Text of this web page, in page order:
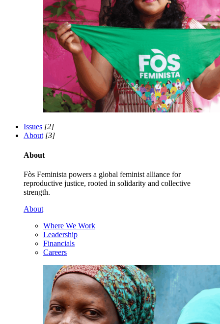
Issues [2]
About [3]
About
Fòs Feminista powers a global feminist alliance for
reproductive justice, rooted in solidarity and collective
strength.
About
Where We Work
Leadership
Financials
Careers